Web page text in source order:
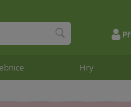
Hry